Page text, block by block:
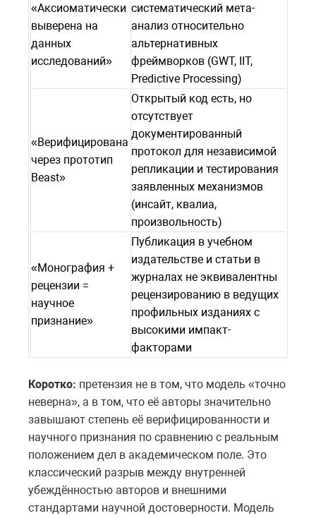
«Аксиоматически
выверена на
данных
исследований»
систематический мета-
анализ относительно
альтернативных
фреймворков (GWT, IIT,
Predictive Processing)
«Верифицирована
через прототип
Beast»
Открытый код есть, но
отсутствует
документированный
протокол для независимой
репликации и тестирования
заявленных механизмов
(инсайт, квалиа,
произвольность)
«Монография +
рецензии =
научное
признание»
Публикация в учебном
издательстве и статьи в
журналах не эквивалентны
рецензированию в ведущих
профильных изданиях с
высокими импакт-
факторами
Коротко: претензия не в том, что модель «точно
неверна», а в том, что её авторы значительно
завышают степень её верифицированности и
научного признания по сравнению с реальным
положением дел в академическом поле. Это
классический разрыв между внутренней
убеждённостью авторов и внешними
стандартами научной достоверности. Модель